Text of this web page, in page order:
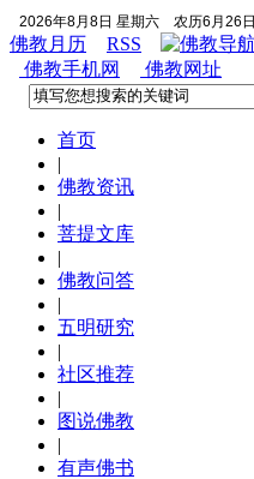
2026年8月8日 星期六 农历6月26日
佛教月历 RSS
佛教手机网
佛教网址
首页
|
佛教资讯
|
菩提文库
|
佛教问答
|
五明研究
|
社区推荐
|
图说佛教
|
有声佛书